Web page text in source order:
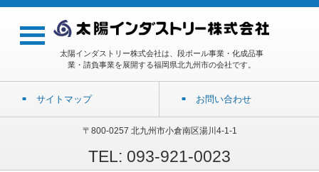
太陽インダストリー株式会社は、段ボール事業・化成品事
業・請負事業を展開する福岡県北九州市の会社です。
サイトマップ お問い合わせ
〒800-0257 北九州市小倉南区湯川4-1-1
TEL: 093-921-0023